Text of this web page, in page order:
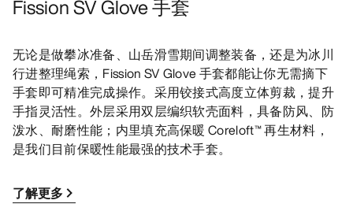
Fission SV Glove 手套
无论是做攀冰准备、山岳滑雪期间调整装备，还是为冰川
行进整理绳索，Fission SV Glove 手套都能让你无需摘下
手套即可精准完成操作。采用铰接式高度立体剪裁，提升
手指灵活性。外层采用双层编织软壳面料，具备防风、防
泼水、耐磨性能；内里填充高保暖 Coreloft™ 再生材料，
是我们目前保暖性能最强的技术手套。
了解更多